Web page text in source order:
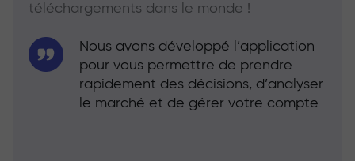
téléchargements dans le monde !
Nous avons développé l’application
pour vous permettre de prendre
rapidement des décisions, d’analyser
le marché et de gérer votre compte